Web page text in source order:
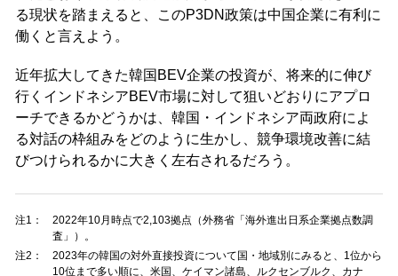
る現状を踏まえると、このP3DN政策は中国企業に有利に
働くと言えよう。
近年拡大してきた韓国BEV企業の投資が、将来的に伸び
行くインドネシアBEV市場に対して狙いどおりにアプロ
ーチできるかどうかは、韓国・インドネシア両政府によ
る対話の枠組みをどのように生かし、競争環境改善に結
びつけられるかに大きく左右されるだろう。
注1：
2022年10月時点で2,103拠点（外務省「海外進出日系企業拠点数調
査」）。
注2：
2023年の韓国の対外直接投資について国・地域別にみると、1位から
10位まで多い順に、米国、ケイマン諸島、ルクセンブルク、カナ